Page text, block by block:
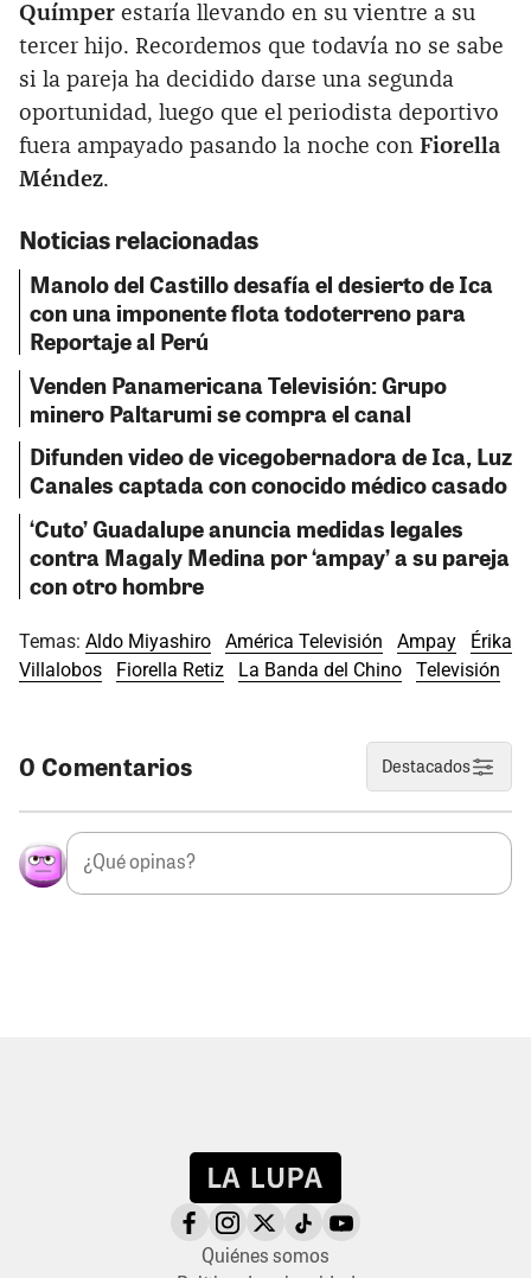
Químper estaría llevando en su vientre a su
tercer hijo. Recordemos que todavía no se sabe
si la pareja ha decidido darse una segunda
oportunidad, luego que el periodista deportivo
fuera ampayado pasando la noche con Fiorella
Méndez.
Noticias relacionadas
Manolo del Castillo desafía el desierto de Ica
con una imponente flota todoterreno para
Reportaje al Perú
Venden Panamericana Televisión: Grupo
minero Paltarumi se compra el canal
Difunden video de vicegobernadora de Ica, Luz
Canales captada con conocido médico casado
‘Cuto’ Guadalupe anuncia medidas legales
contra Magaly Medina por ‘ampay’ a su pareja
con otro hombre
Temas: Aldo Miyashiro América Televisión Ampay
Érika
Villalobos
Fiorella Retiz La Banda del Chino Televisión
0 Comentarios Destacados
Quiénes somos